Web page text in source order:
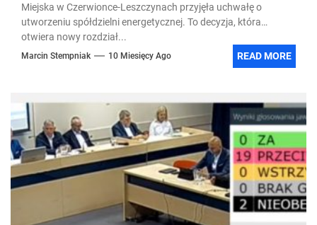
Miejska w Czerwionce-Leszczynach przyjęła uchwałę o
utworzeniu spółdzielni energetycznej. To decyzja, która
otwiera nowy rozdział...
Marcin Stempniak 10 Miesięcy Ago READ MORE